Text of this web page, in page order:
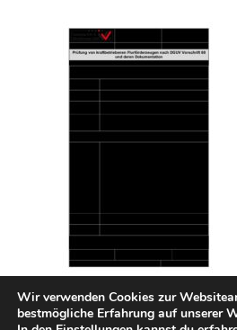
Wir verwenden Cookies zur
bestmögliche Erfahrung auf unserer